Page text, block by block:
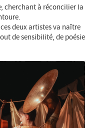
, cherchant à réconcilier la
deux artistes va naître
de sensibilité, de poésie